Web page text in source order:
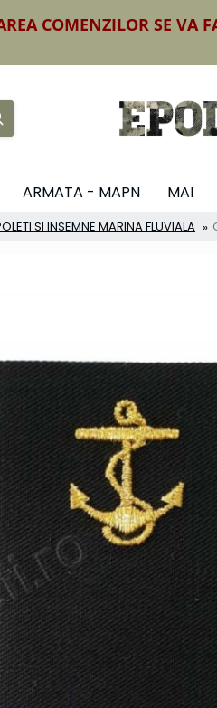
COMENZILOR SE VA
ARMATA - MAPN MAI
SI INSEMNE MARINA FLUVIALA